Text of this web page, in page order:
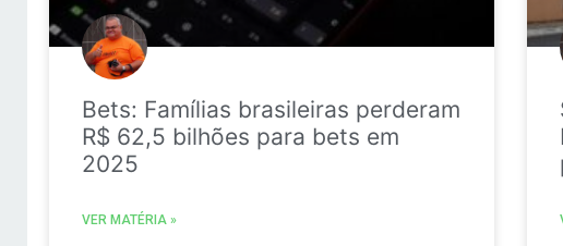
Bets: Famílias brasileiras perderam
R$ 62,5 bilhões para bets em
2025
VER MATÉRIA »